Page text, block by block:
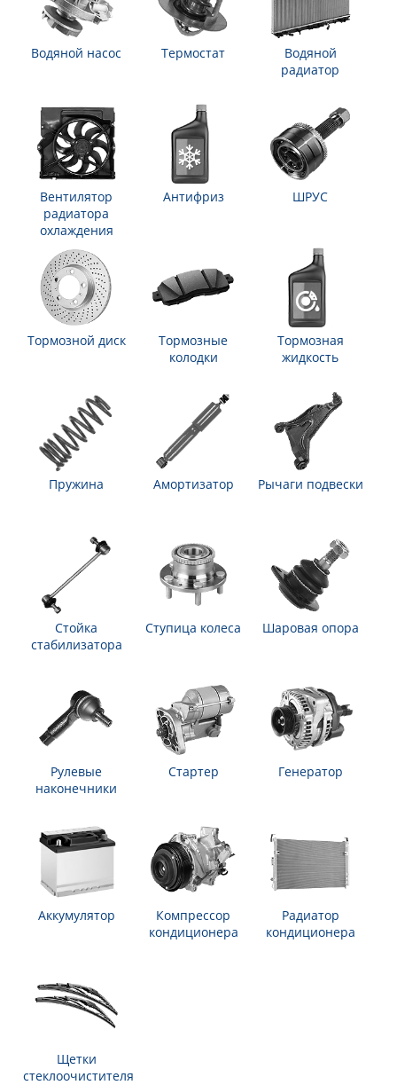
Водяной насос Термостат
Водяной
радиатор
Вентилятор
радиатора
охлаждения
Антифриз ШРУС
Тормозной диск
Тормозные
колодки
Тормозная
жидкость
Пружина Амортизатор Рычаги подвески
Стойка
стабилизатора
Ступица колеса Шаровая опора
Рулевые
наконечники
Стартер Генератор
Аккумулятор
Компрессор
кондиционера
Радиатор
кондиционера
Щетки
стеклоочистителя